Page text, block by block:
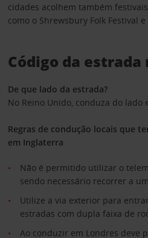
cidades acolhem também
como o Shrewsbury Folk Festival e
Código da estrada
De que lado da estrada?
No Reino Unido, conduza do lado
Regras de condução locais que
em Inglaterra
Não é permitido utilizar o
sendo necessário recorrer a
Utilize a via exterior para
estradas com dupla faixa de
Ao conduzir em Londres deve